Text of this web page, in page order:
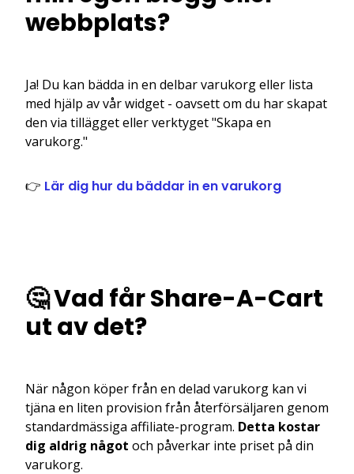
webbplats?
Ja! Du kan bädda in en delbar varukorg eller lista
med hjälp av vår widget - oavsett om du har skapat
den via tillägget eller verktyget "Skapa en
varukorg."
👉 Lär dig hur du bäddar in en varukorg
🤔 Vad får Share-A-Cart
ut av det?
När någon köper från en delad varukorg kan vi
tjäna en liten provision från återförsäljaren genom
standardmässiga affiliate-program. Detta kostar
dig aldrig något och påverkar inte priset på din
varukorg.